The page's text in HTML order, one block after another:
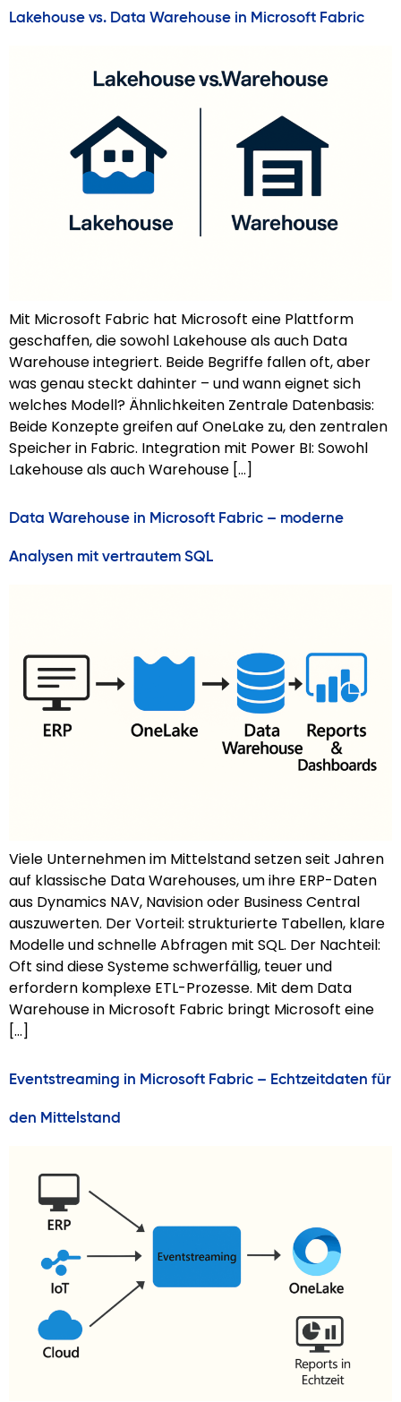
Lakehouse vs. Data Warehouse in Microsoft Fabric
Mit Microsoft Fabric hat Microsoft eine Plattform
geschaffen, die sowohl Lakehouse als auch Data
Warehouse integriert. Beide Begriffe fallen oft, aber
was genau steckt dahinter – und wann eignet sich
welches Modell? Ähnlichkeiten Zentrale Datenbasis:
Beide Konzepte greifen auf OneLake zu, den zentralen
Speicher in Fabric. Integration mit Power BI: Sowohl
Lakehouse als auch Warehouse […]
Data Warehouse in Microsoft Fabric – moderne
Analysen mit vertrautem SQL
Viele Unternehmen im Mittelstand setzen seit Jahren
auf klassische Data Warehouses, um ihre ERP-Daten
aus Dynamics NAV, Navision oder Business Central
auszuwerten. Der Vorteil: strukturierte Tabellen, klare
Modelle und schnelle Abfragen mit SQL. Der Nachteil:
Oft sind diese Systeme schwerfällig, teuer und
erfordern komplexe ETL-Prozesse. Mit dem Data
Warehouse in Microsoft Fabric bringt Microsoft eine
[…]
Eventstreaming in Microsoft Fabric – Echtzeitdaten für
den Mittelstand